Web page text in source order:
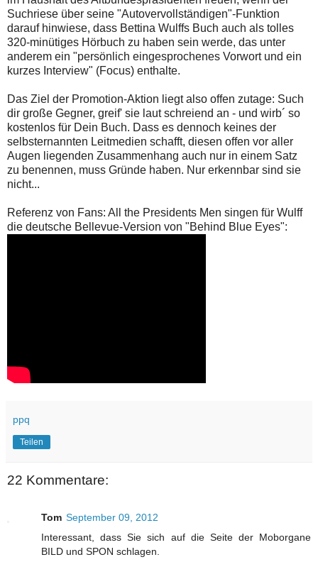
Suchriese über seine "Autovervollständigen"-Funktion
darauf hinwiese, dass Bettina Wulffs Buch auch als tolles
320-minütiges Hörbuch zu haben sein werde, das unter
anderem ein "persönlich eingesprochenes Vorwort und ein
kurzes Interview" (Focus) enthalte.
Das Ziel der Promotion-Aktion liegt also offen zutage: Such
dir große Gegner, greif' sie laut schreiend an - und wirb´ so
kostenlos für Dein Buch. Dass es dennoch keines der
selbsternannten Leitmedien schafft, diesen offen vor aller
Augen liegenden Zusammenhang auch nur in einem Satz
zu benennen, muss Gründe haben. Nur erkennbar sind sie
nicht...
Referenz von Fans: All the Presidents Men singen für Wulff
die deutsche Bellevue-Version von "Behind Blue Eyes":
ppq
Teilen
22 Kommentare:
Tom September 09, 2012
Interessant, dass Sie sich auf die Seite der Moborgane
BILD und SPON schlagen.